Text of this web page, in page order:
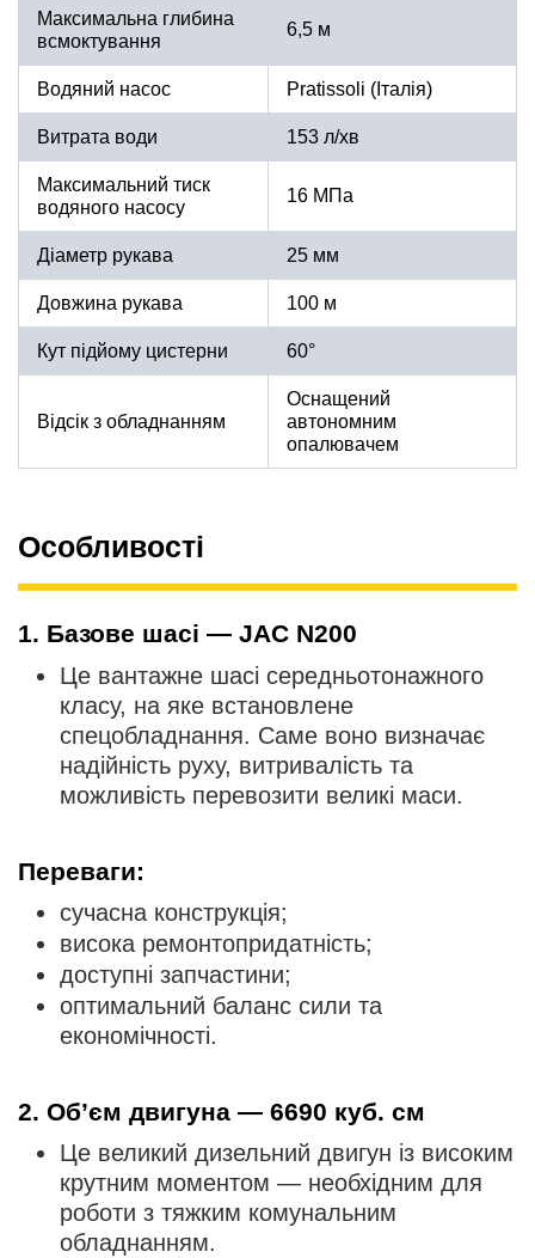
Максимальна глибина
всмоктування
6,5 м
Водяний насос Pratissoli (Італія)
Витрата води 153 л/хв
Максимальний тиск
водяного насосу
16 МПа
Діаметр рукава 25 мм
Довжина рукава 100 м
Кут підйому цистерни 60°
Відсік з обладнанням
Оснащений
автономним
опалювачем
Особливості
1. Базове шасі — JAC N200
Це вантажне шасі середньотонажного
класу, на яке встановлене
спецобладнання. Саме воно визначає
надійність руху, витривалість та
можливість перевозити великі маси.
Переваги:
сучасна конструкція;
висока ремонтопридатність;
доступні запчастини;
оптимальний баланс сили та
економічності.
2. Об’єм двигуна — 6690 куб. см
Це великий дизельний двигун із високим
крутним моментом — необхідним для
роботи з тяжким комунальним
обладнанням.